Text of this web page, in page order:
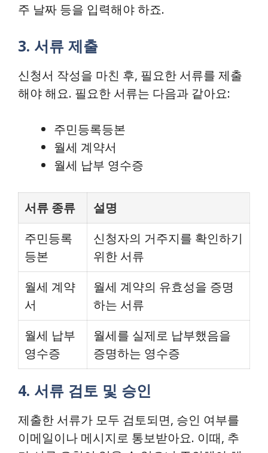
주 날짜 등을 입력해야 하죠.
3. 서류 제출
신청서 작성을 마친 후, 필요한 서류를 제출
해야 해요. 필요한 서류는 다음과 같아요:
주민등록등본
월세 계약서
월세 납부 영수증
서류 종류
설명
주민등록
등본
신청자의 거주지를 확인하기
위한 서류
월세 계약
서
월세 계약의 유효성을 증명
하는 서류
월세 납부
영수증
월세를 실제로 납부했음을
증명하는 영수증
4. 서류 검토 및 승인
제출한 서류가 모두 검토되면, 승인 여부를
이메일이나 메시지로 통보받아요. 이때, 추